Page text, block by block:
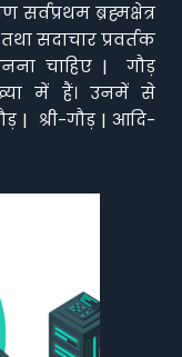
ब्रह्मक्षेत्र
सदाचार प्रवर्तक
चाहिए | गौड़
में हैं। उनमें से
| श्री-गौड़ | आदि-